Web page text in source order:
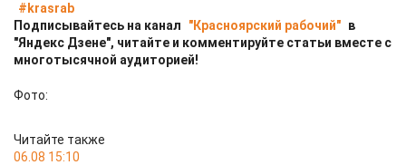
#krasrab
Подписывайтесь на канал
"Красноярский рабочий" в
"Яндекс Дзене", читайте и комментируйте статьи вместе с
многотысячной аудиторией!
Фото:
Читайте также
06.08 15:10